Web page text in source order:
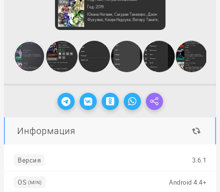
Информация
Версия 3.6.1
OS (MIN) Android 4.4+